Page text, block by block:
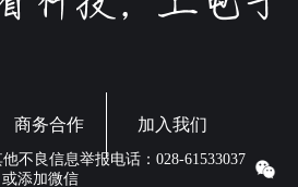
商务合作 加入我们
不良信息举报电话：028-61533037
或添加微信